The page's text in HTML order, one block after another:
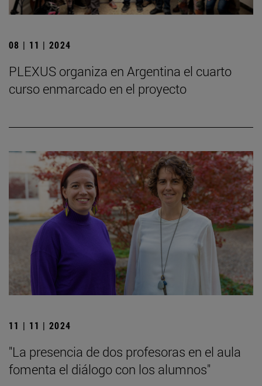
08 | 11 | 2024
PLEXUS organiza en Argentina el cuarto
curso enmarcado en el proyecto
11 | 11 | 2024
"La presencia de dos profesoras en el aula
fomenta el diálogo con los alumnos"